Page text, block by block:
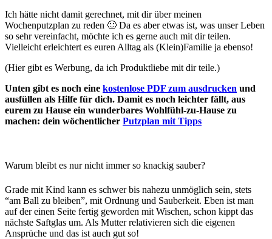
Ich hätte nicht damit gerechnet, mit dir über meinen
Wochenputzplan zu reden 🙂 Da es aber etwas ist, was unser Leben
so sehr vereinfacht, möchte ich es gerne auch mit dir teilen.
Vielleicht erleichtert es euren Alltag als (Klein)Familie ja ebenso!
(Hier gibt es Werbung, da ich Produktliebe mit dir teile.)
Unten gibt es noch eine kostenlose PDF zum ausdrucken und
ausfüllen als Hilfe für dich. Damit es noch leichter fällt, aus
eurem zu Hause ein wunderbares Wohlfühl-zu-Hause zu
machen: dein wöchentlicher Putzplan mit Tipps
Warum bleibt es nur nicht immer so knackig sauber?
Grade mit Kind kann es schwer bis nahezu unmöglich sein, stets
“am Ball zu bleiben”, mit Ordnung und Sauberkeit. Eben ist man
auf der einen Seite fertig geworden mit Wischen, schon kippt das
nächste Saftglas um. Als Mutter relativieren sich die eigenen
Ansprüche und das ist auch gut so!